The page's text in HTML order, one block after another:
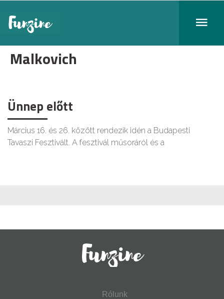
Malkovich
Ünnep előtt
Március 16. és 26. között rendezik idén a Budapesti
Tavaszi Fesztivált. A fesztivál műsoráról és a
Rólunk